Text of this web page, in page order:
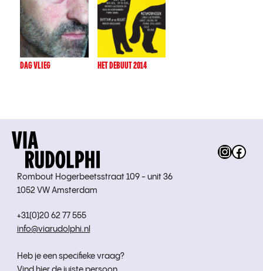
DAG VLIEG HET DEBUUT 2014
Rombout Hogerbeetsstraat 109 - unit 36
1052 VW Amsterdam
+31(0)20 62 77 555
info@viarudolphi.nl
Heb je een specifieke vraag?